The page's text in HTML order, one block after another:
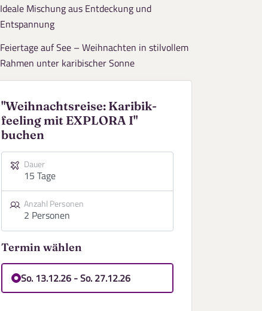
Ideale Mischung aus Entdeckung und
Entspannung
Feiertage auf See – Weihnachten in stilvollem
Rahmen unter karibischer Sonne
"Weihnachtsreise: Karibik-
feeling mit EXPLORA I"
buchen
Dauer
15 Tage
Anzahl Personen
2 Personen
Termin wählen
So. 13.12.26 - So. 27.12.26